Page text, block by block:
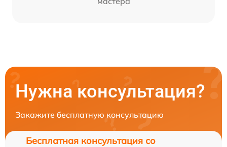
Нужна консультация?
Закажите бесплатную консультацию
Бесплатная консультация со